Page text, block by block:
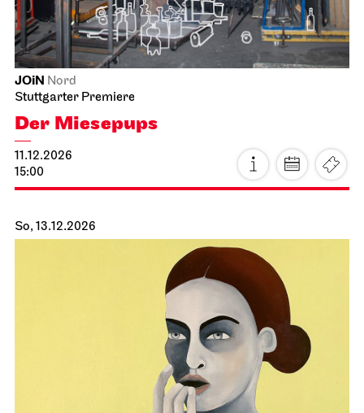
JOiN Nord
Stuttgarter Premiere
Der Miesepups
11.12.2026
15:00
So, 13.12.2026